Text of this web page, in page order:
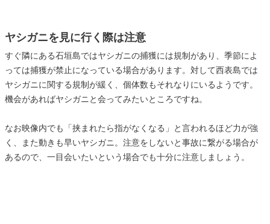
ヤシガニを見に行く際は注意
すぐ隣にある石垣島ではヤシガニの捕獲には規制があり、季節によ
っては捕獲が禁止になっている場合があります。対して西表島では
ヤシガニに関する規制が緩く、個体数もそれなりにいるようです。
機会があればヤシガニと会ってみたいところですね。
なお映像内でも「挟まれたら指がなくなる」と言われるほど力が強
く、また動きも早いヤシガニ。注意をしないと事故に繋がる場合が
あるので、一目会いたいという場合でも十分に注意しましょう。